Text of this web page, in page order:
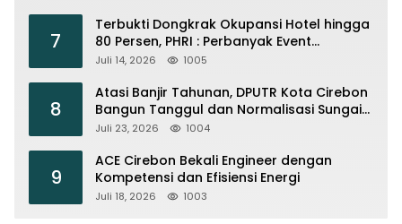
7
Terbukti Dongkrak Okupansi Hotel hingga
80 Persen, PHRI : Perbanyak Event
Olahraga di Cirebon
Juli 14, 2026 1005
8
Atasi Banjir Tahunan, DPUTR Kota Cirebon
Bangun Tanggul dan Normalisasi Sungai
Kijing
Juli 23, 2026 1004
9
ACE Cirebon Bekali Engineer dengan
Kompetensi dan Efisiensi Energi
Juli 18, 2026 1003